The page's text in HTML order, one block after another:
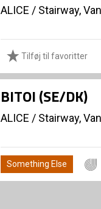
ALICE / Stairway,
Tilføj til favoritter
BITOI (SE/DK)
ALICE / Stairway,
Something Else